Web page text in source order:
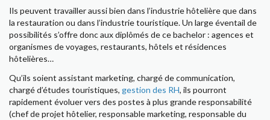
Ils peuvent travailler aussi bien dans l’industrie hôtelière que dans
la restauration ou dans l’industrie touristique. Un large éventail de
possibilités s’offre donc aux diplômés de ce bachelor : agences et
organismes de voyages, restaurants, hôtels et résidences
hôtelières…
Qu’ils soient assistant marketing, chargé de communication,
chargé d’études touristiques, gestion des RH, ils pourront
rapidement évoluer vers des postes à plus grande responsabilité
(chef de projet hôtelier, responsable marketing, responsable du